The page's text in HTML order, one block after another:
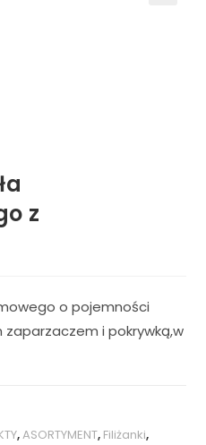
z
o pojemności
i pokrywką,w
,ASORTYMENT, Filiżanki,